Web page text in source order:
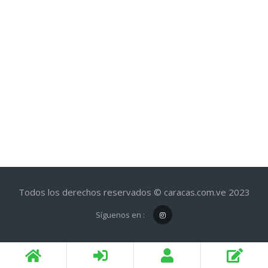
Todos los derechos reservados © caracas.com.ve 2023
Síguenos en :